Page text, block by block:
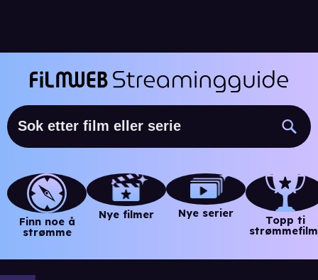
Finn noe å
strømme
Nye filmer Nye serier
Topp ti